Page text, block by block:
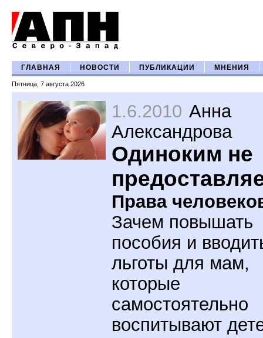
ГЛАВНАЯ НОВОСТИ ПУБЛИКАЦИИ МНЕНИЯ
Пятница, 7 августа 2026
1.6.2010 Анна
Александрова
Одиноким не
Права
Зачем повышать
пособия и
льготы для мам,
которые
самостоятельно
воспитывают